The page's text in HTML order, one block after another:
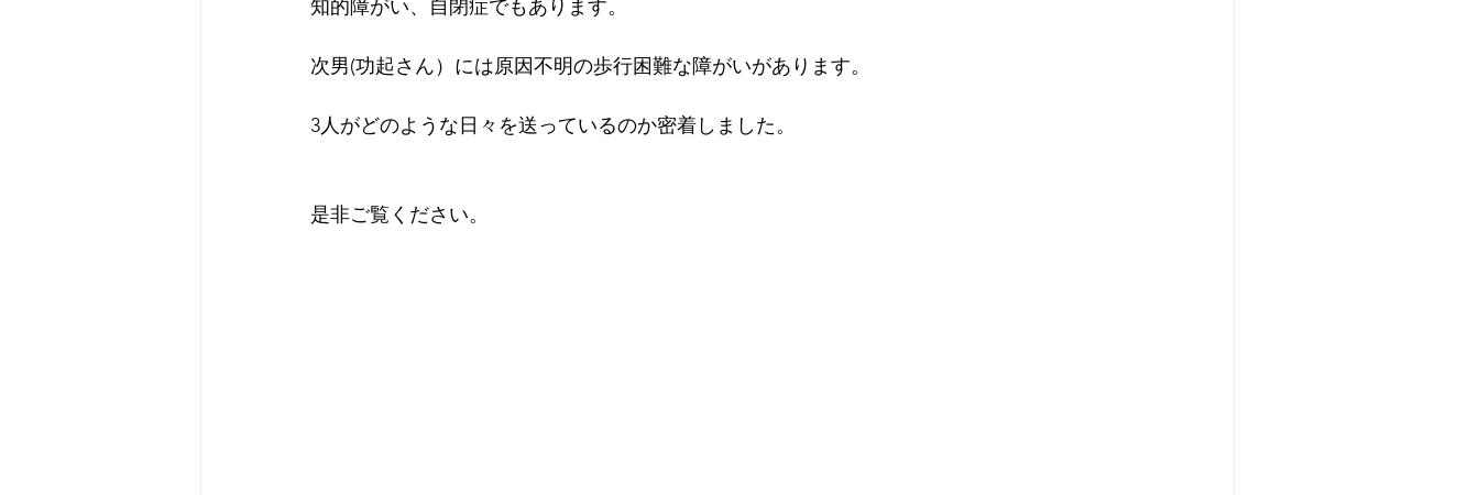
知的障がい、自閉症でもあります。
次男(功起さん）には原因不明の歩行困難な障がいがあります。
3人がどのような日々を送っているのか密着しました。
是非ご覧ください。